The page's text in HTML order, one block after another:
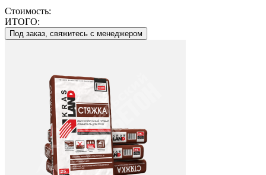
Стоимость:
ИТОГО:
Под заказ, свяжитесь с менеджером